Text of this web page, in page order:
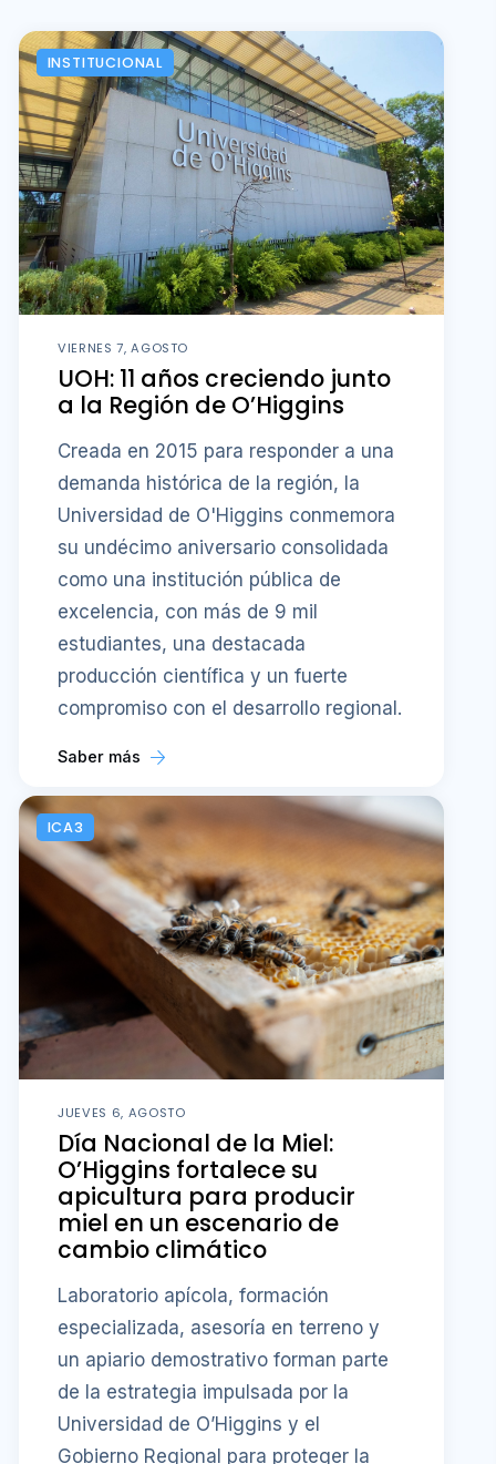
INSTITUCIONAL
VIERNES 7, AGOSTO
UOH: 11 años creciendo junto
a la Región de O’Higgins
Creada en 2015 para responder a una
demanda histórica de la región, la
Universidad de O'Higgins conmemora
su undécimo aniversario consolidada
como una institución pública de
excelencia, con más de 9 mil
estudiantes, una destacada
producción científica y un fuerte
compromiso con el desarrollo regional.
Saber más
ICA3
JUEVES 6, AGOSTO
Día Nacional de la Miel:
O’Higgins fortalece su
apicultura para producir
miel en un escenario de
cambio climático
Laboratorio apícola, formación
especializada, asesoría en terreno y
un apiario demostrativo forman parte
de la estrategia impulsada por la
Universidad de O’Higgins y el
Gobierno Regional para proteger la